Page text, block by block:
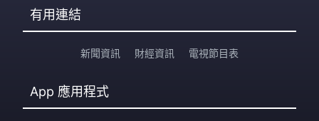
有用連結
新聞資訊 財經資訊 電視節目表
App 應用程式